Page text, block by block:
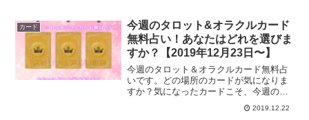
カード
今週のタロット&オラクルカード
無料占い！あなたはどれを選びま
すか？【2019年12月23日〜】
今週のタロット＆オラクルカード無料占
いです。どの場所のカードが気になりま
すか？気になったカードこそ、今週のあ
なたへのメッセージになります。今週の
あなたに必要なメッセージは？
2019.12.22